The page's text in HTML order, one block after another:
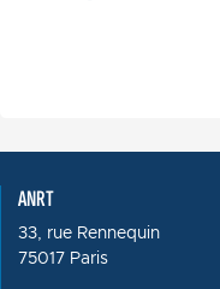
ANRT
33, rue Rennequin
75017 Paris